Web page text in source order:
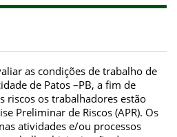
as condições de trabalho de
de Patos –PB, a fim de
riscos os trabalhadores estão
Preliminar de Riscos (APR). Os
atividades e/ou processos